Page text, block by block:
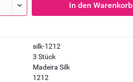
In den Warenkorb
silk-1212
3 Stück
Madeira Silk
1212